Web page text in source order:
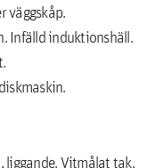
väggskåp.
Infälld induktionshäll.
Vitmålat tak.